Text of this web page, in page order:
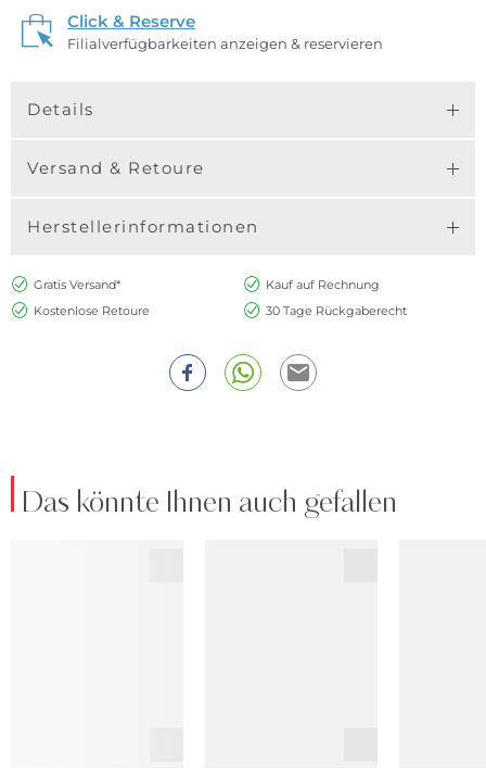
Click & Reserve
Filialverfügbarkeiten anzeigen & reservieren
Details
Versand & Retoure
Herstellerinformationen
Gratis Versand*
Kauf auf Rechnung
Kostenlose Retoure
30 Tage Rückgaberecht
Das könnte Ihnen auch gefallen